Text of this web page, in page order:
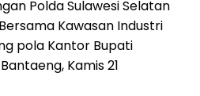
s
Polda Sulawesi Selatan
Kawasan Industri
pola Kantor Bupati
Kamis 21